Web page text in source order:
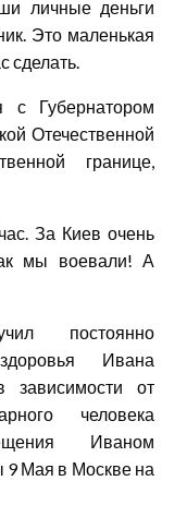
личные деньги
Это маленькая
сделать.
с Губернатором
Отечественной
границе,
За Киев очень
мы воевали! А
постоянно
Ивана
зависимости от
человека
Иваном
Мая в Москве на